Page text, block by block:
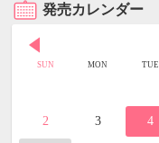
発売カレンダー
SUN MON TUE
2 3 4